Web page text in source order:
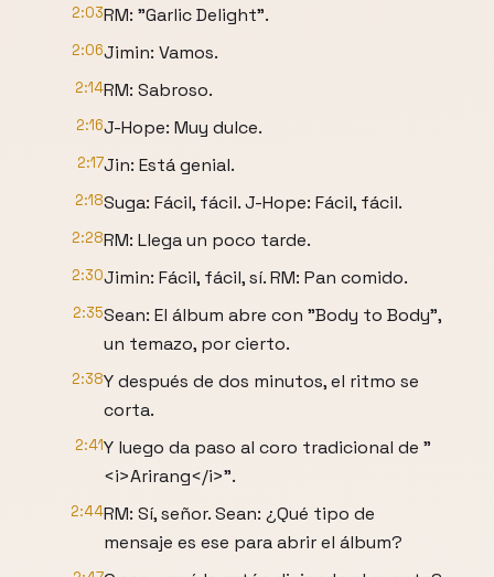
2:03RM: "Garlic Delight".
2:06Jimin: Vamos.
2:14RM: Sabroso.
2:16J-Hope: Muy dulce.
2:17Jin: Está genial.
2:18Suga: Fácil, fácil. J-Hope: Fácil, fácil.
2:28RM: Llega un poco tarde.
2:30Jimin: Fácil, fácil, sí. RM: Pan comido.
2:35Sean: El álbum abre con "Body to Body",
un temazo, por cierto.
2:38Y después de dos minutos, el ritmo se
corta.
2:41Y luego da paso al coro tradicional de "
<i>Arirang</i>".
2:44RM: Sí, señor. Sean: ¿Qué tipo de
mensaje es ese para abrir el álbum?